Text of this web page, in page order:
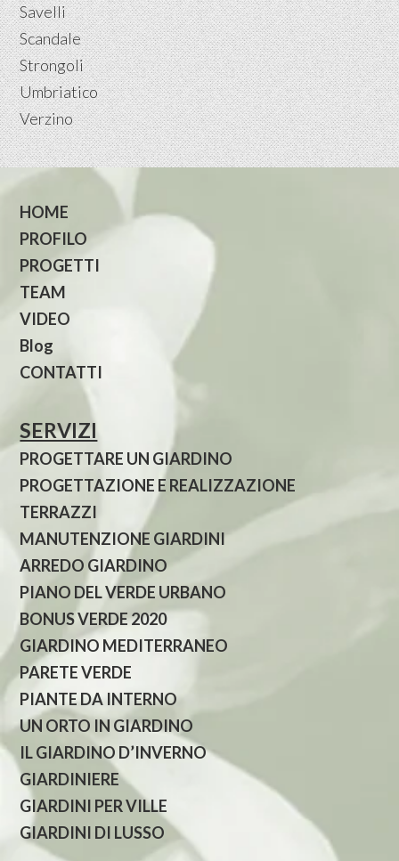
Savelli
Scandale
Strongoli
Umbriatico
Verzino
HOME
PROFILO
PROGETTI
TEAM
VIDEO
Blog
CONTATTI
SERVIZI
PROGETTARE UN GIARDINO
PROGETTAZIONE E REALIZZAZIONE
TERRAZZI
MANUTENZIONE GIARDINI
ARREDO GIARDINO
PIANO DEL VERDE URBANO
BONUS VERDE 2020
GIARDINO MEDITERRANEO
PARETE VERDE
PIANTE DA INTERNO
UN ORTO IN GIARDINO
IL GIARDINO D’INVERNO
GIARDINIERE
GIARDINI PER VILLE
GIARDINI DI LUSSO